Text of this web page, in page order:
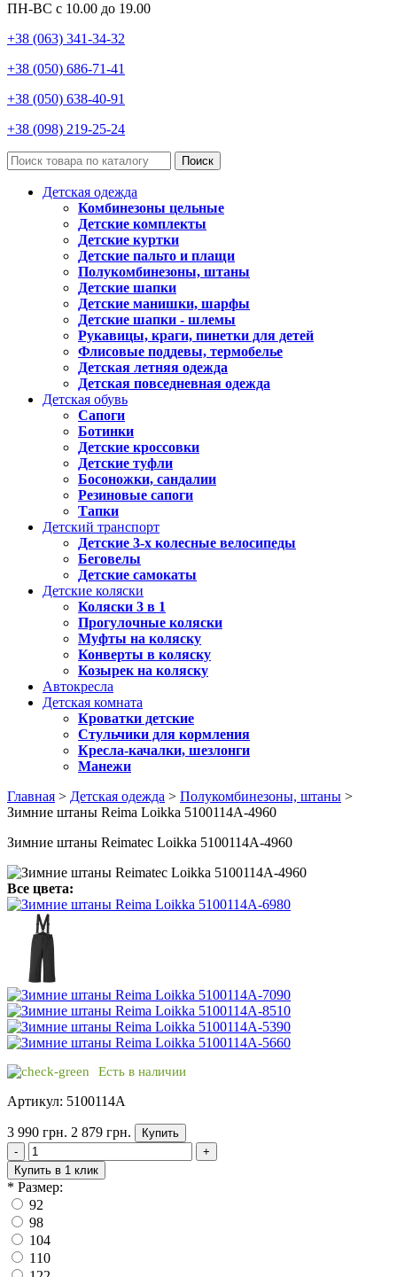
ПН-ВС с 10.00 до 19.00
+38 (063) 341-34-32
+38 (050) 686-71-41
+38 (050) 638-40-91
+38 (098) 219-25-24
Поиск
Детская одежда
Комбинезоны цельные
Детские комплекты
Детские куртки
Детские пальто и плащи
Полукомбинезоны, штаны
Детские шапки
Детские манишки, шарфы
Детские шапки - шлемы
Рукавицы, краги, пинетки для детей
Флисовые поддевы, термобелье
Детская летняя одежда
Детская повседневная одежда
Детская обувь
Сапоги
Ботинки
Детские кроссовки
Детские туфли
Босоножки, сандалии
Резиновые сапоги
Тапки
Детский транспорт
Детские 3-х колесные велосипеды
Беговелы
Детские самокаты
Детские коляски
Коляски 3 в 1
Прогулочные коляски
Муфты на коляску
Конверты в коляску
Козырек на коляску
Автокресла
Детская комната
Кроватки детские
Стульчики для кормления
Кресла-качалки, шезлонги
Манежи
Главная > Детская одежда > Полукомбинезоны, штаны >
Зимние штаны Reima Loikka 5100114A-4960
Зимние штаны Reimatec Loikka 5100114A-4960
Все цвета:
Есть в наличии
Артикул: 5100114A
3 990 грн. 2 879 грн.
Купить
-
+
Купить в 1 клик
* Размер:
92
98
104
110